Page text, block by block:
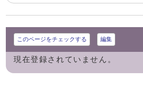
このページをチェックする 編集
現在登録されていません。